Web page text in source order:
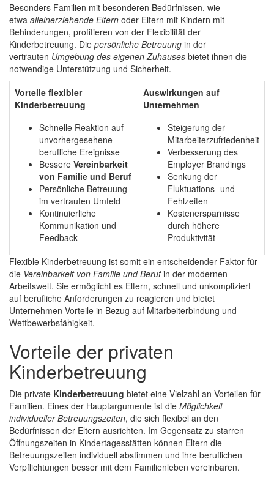
Besonders Familien mit besonderen Bedürfnissen, wie
etwa alleinerziehende Eltern oder Eltern mit Kindern mit
Behinderungen, profitieren von der Flexibilität der
Kinderbetreuung. Die persönliche Betreuung in der
vertrauten Umgebung des eigenen Zuhauses bietet ihnen die
notwendige Unterstützung und Sicherheit.
Vorteile flexibler
Kinderbetreuung
Auswirkungen auf
Unternehmen
Schnelle Reaktion auf
unvorhergesehene
berufliche Ereignisse
Bessere Vereinbarkeit
von Familie und Beruf
Persönliche Betreuung
im vertrauten Umfeld
Kontinuierliche
Kommunikation und
Feedback
Steigerung der
Mitarbeiterzufriedenheit
Verbesserung des
Employer Brandings
Senkung der
Fluktuations- und
Fehlzeiten
Kostenersparnisse
durch höhere
Produktivität
Flexible Kinderbetreuung ist somit ein entscheidender Faktor für
die Vereinbarkeit von Familie und Berufin der modernen
Arbeitswelt. Sie ermöglicht es Eltern, schnell und unkompliziert
auf berufliche Anforderungen zu reagieren und bietet
Unternehmen Vorteile in Bezug auf Mitarbeiterbindung und
Wettbewerbsfähigkeit.
Vorteile der privaten
Kinderbetreuung
Die private Kinderbetreuung bietet eine Vielzahl an Vorteilen für
Familien. Eines der Hauptargumente ist die Möglichkeit
individueller Betreuungszeiten, die sich flexibel an den
Bedürfnissen der Eltern ausrichten. Im Gegensatz zu starren
Öffnungszeiten in Kindertagesstätten können Eltern die
Betreuungszeiten individuell abstimmen und ihre beruflichen
Verpflichtungen besser mit dem Familienleben vereinbaren.